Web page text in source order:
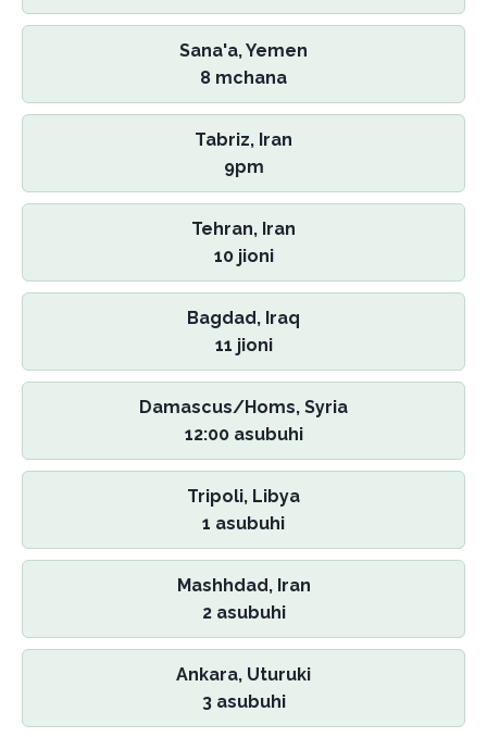
Sana'a, Yemen
8 mchana
Tabriz, Iran
9pm
Tehran, Iran
10 jioni
Bagdad, Iraq
11 jioni
Damascus/Homs, Syria
12:00 asubuhi
Tripoli, Libya
1 asubuhi
Mashhdad, Iran
2 asubuhi
Ankara, Uturuki
3 asubuhi